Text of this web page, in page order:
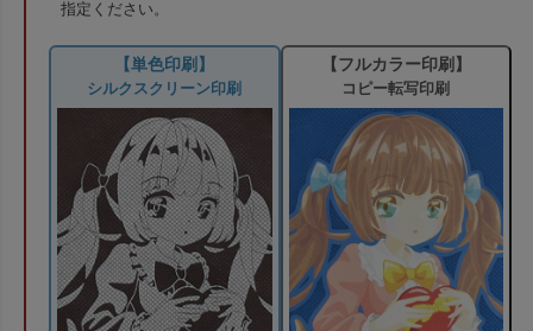
指定ください。
【単色印刷】
シルクスクリーン印刷
【フルカラー印刷】
コピー転写印刷